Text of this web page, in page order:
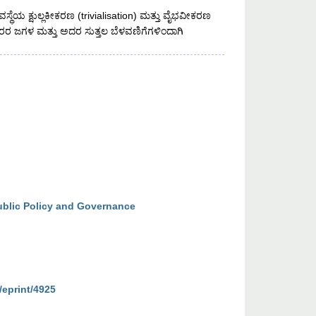
ಕ್ಷುಲ್ಲಕೀಕರಣ (trivialisation) ಮತ್ತು ವೈಭವೀಕರಣ
ಜಗಳ ಮತ್ತು ಅದರ ಸುತ್ತಲ ಬೆಳವಣಿಗೆಗಳಿಂದಾಗಿ
Policy and Governance
4925